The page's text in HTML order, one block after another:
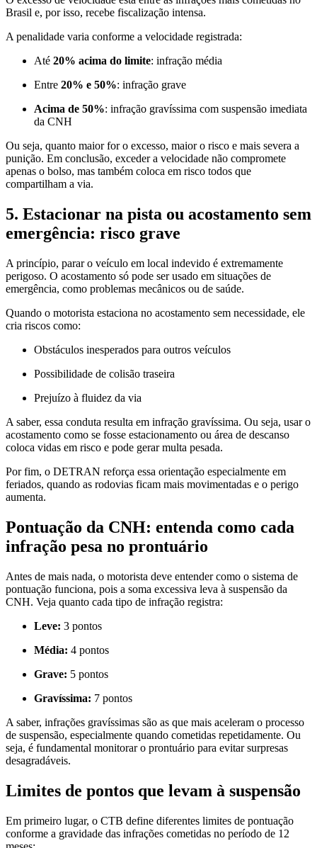
Brasil e, por isso, recebe fiscalização intensa.
A penalidade varia conforme a velocidade registrada:
Até 20% acima do limite: infração média
Entre 20% e 50%: infração grave
Acima de 50%: infração gravíssima com suspensão imediata
da CNH
Ou seja, quanto maior for o excesso, maior o risco e mais severa a
punição. Em conclusão, exceder a velocidade não compromete
apenas o bolso, mas também coloca em risco todos que
compartilham a via.
5. Estacionar na pista ou acostamento sem
emergência: risco grave
A princípio, parar o veículo em local indevido é extremamente
perigoso. O acostamento só pode ser usado em situações de
emergência, como problemas mecânicos ou de saúde.
Quando o motorista estaciona no acostamento sem necessidade, ele
cria riscos como:
Obstáculos inesperados para outros veículos
Possibilidade de colisão traseira
Prejuízo à fluidez da via
A saber, essa conduta resulta em infração gravíssima. Ou seja, usar o
acostamento como se fosse estacionamento ou área de descanso
coloca vidas em risco e pode gerar multa pesada.
Por fim, o DETRAN reforça essa orientação especialmente em
feriados, quando as rodovias ficam mais movimentadas e o perigo
aumenta.
Pontuação da CNH: entenda como cada
infração pesa no prontuário
Antes de mais nada, o motorista deve entender como o sistema de
pontuação funciona, pois a soma excessiva leva à suspensão da
CNH. Veja quanto cada tipo de infração registra:
Leve: 3 pontos
Média: 4 pontos
Grave: 5 pontos
Gravíssima: 7 pontos
A saber, infrações gravíssimas são as que mais aceleram o processo
de suspensão, especialmente quando cometidas repetidamente. Ou
seja, é fundamental monitorar o prontuário para evitar surpresas
desagradáveis.
Limites de pontos que levam à suspensão
Em primeiro lugar, o CTB define diferentes limites de pontuação
conforme a gravidade das infrações cometidas no período de 12